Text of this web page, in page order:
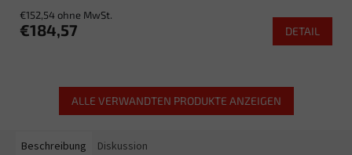
€152,54 ohne MwSt.
€184,57 DETAIL
ALLE VERWANDTEN PRODUKTE ANZEIGEN
Beschreibung Diskussion